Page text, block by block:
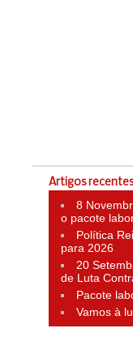
Artigos recentes
8
o pacote
Política
para 2026
20
de Luta
Pacote
Vamos à